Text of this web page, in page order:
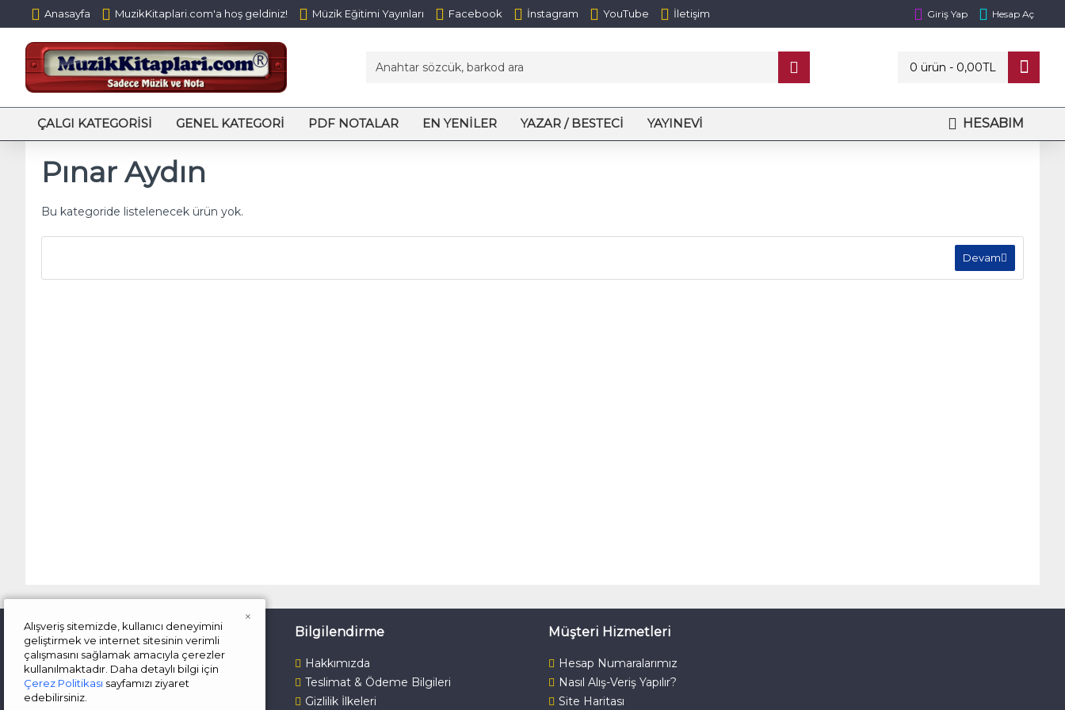
Anasayfa MuzikKitaplari.com'a hoş geldiniz! Müzik Eğitimi Yayınları Facebook İnstagram YouTube İletişim Giriş Yap Hesap Aç
0 ürün - 0,00TL
ÇALGI KATEGORISI GENEL KATEGORI PDF NOTALAR EN YENILER YAZAR / BESTECI YAYINEVI HESABIM
Pınar Aydın
Bu kategoride listelenecek ürün yok.
Devam
İletişim
Çalışma Günlerimiz
Pazartesi - Cuma
Bilgilendirme
Hakkımızda
Teslimat & Ödeme Bilgileri
Gizlilik İlkeleri
Müşteri Hizmetleri
Hesap Numaralarımız
Nasıl Alış-Veriş Yapılır?
Site Haritası
Alışveriş sitemizde, kullanıcı deneyimini
geliştirmek ve internet sitesinin verimli
çalışmasını sağlamak amacıyla çerezler
kullanılmaktadır. Daha detaylı bilgi için
Çerez Politikası sayfamızı ziyaret
edebilirsiniz.
×